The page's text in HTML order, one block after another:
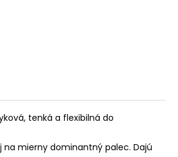
tenká a flexibilná do
na mierny dominantný palec. Dajú